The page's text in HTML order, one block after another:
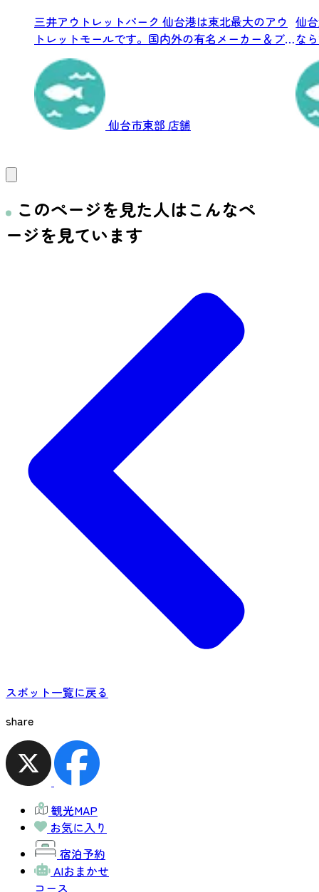
三井アウトレットパーク 仙台港は東北最大のアウ
トレットモールです。国内外の有名メーカー＆ブ
ラン...
仙台市東部 店舗
仙
な
ー
このページを見た人はこんなペ
ージを見ています
スポット一覧に戻る
share
観光MAP
お気に入り
宿泊予約
AIおまかせ
コース